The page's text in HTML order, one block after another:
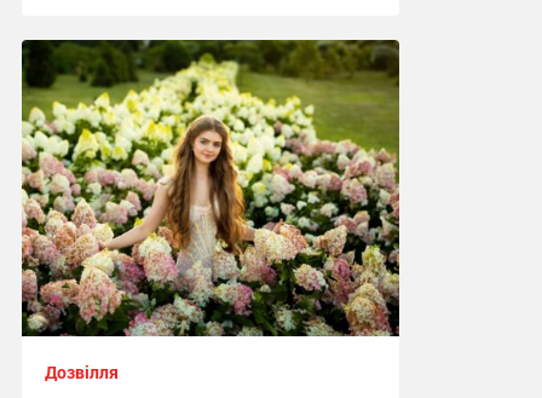
09:09, 7.08.2026
Дозвілля